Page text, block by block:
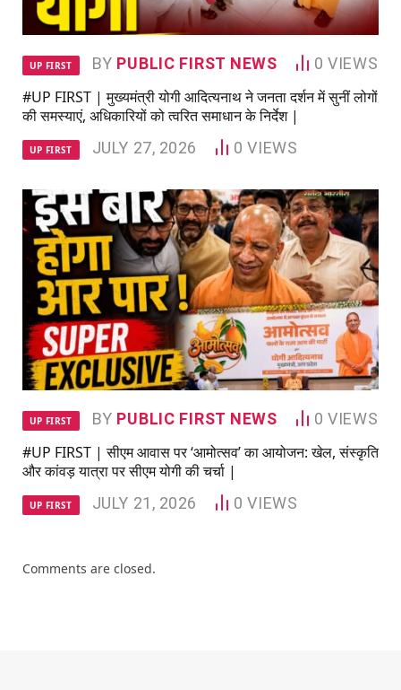
UP FIRST BY PUBLIC FIRST NEWS 0VIEWS
#UP FIRST | मुख्यमंत्री योगी आदित्यनाथ ने जनता दर्शन में सुनीं लोगों
की समस्याएं, अधिकारियों को त्वरित समाधान के निर्देश |
UP FIRST JULY 27, 2026 0VIEWS
UP FIRST BY PUBLIC FIRST NEWS 0VIEWS
#UP FIRST | सीएम आवास पर ‘आमोत्सव’ का आयोजन: खेल, संस्कृति
और कांवड़ यात्रा पर सीएम योगी की चर्चा |
UP FIRST JULY 21, 2026 0VIEWS
Comments are closed.